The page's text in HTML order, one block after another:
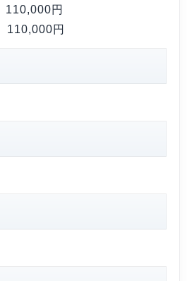
110,000円
110,000円